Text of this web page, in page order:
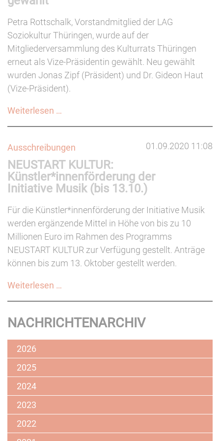
Petra Rottschalk, Vorstandmitglied der LAG
Soziokultur Thüringen, wurde auf der
Mitgliederversammlung des Kulturrats Thüringen
erneut als Vize-Präsidentin gewählt. Neu gewählt
wurden Jonas Zipf (Präsident) und Dr. Gideon Haut
(Vize-Präsident).
Weiterlesen …
ins
Präsidium
des
Thüringer
gewählt
01.09.2020 11:08
Ausschreibungen
NEUSTART KULTUR:
Künstler*innenförderung der
Initiative Musik (bis 13.10.)
Für die Künstler*innenförderung der Initiative Musik
werden ergänzende Mittel in Höhe von bis zu 10
Millionen Euro im Rahmen des Programms
NEUSTART KULTUR zur Verfügung gestellt. Anträge
können bis zum 13. Oktober gestellt werden.
Weiterlesen …
der
Initiative
13.10.)
NACHRICHTENARCHIV
2026
2025
2024
2023
2022